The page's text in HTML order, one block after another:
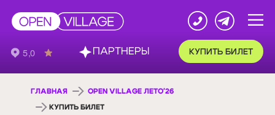
КУПИТЬ БИЛЕТ
ГЛАВНАЯ OPEN VILLAGE ЛЕТО'26
КУПИТЬ БИЛЕТ